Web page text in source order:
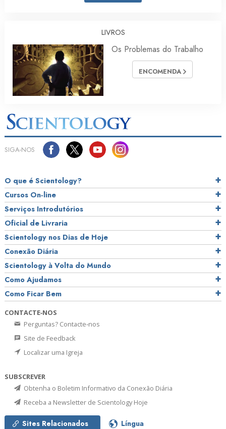
LIVROS
Os Problemas do Trabalho
ENCOMENDA
SIGA‑NOS
O que é Scientology?
Cursos On‑line
Serviços Introdutórios
Oficial de Livraria
Scientology nos Dias de Hoje
Conexão Diária
Scientology à Volta do Mundo
Como Ajudamos
Como Ficar Bem
CONTACTE‑NOS
Perguntas? Contacte‑nos
Site de Feedback
Localizar uma Igreja
SUBSCREVER
Obtenha o Boletim Informativo da Conexão Diária
Receba a Newsletter de Scientology Hoje
Sites Relacionados Língua